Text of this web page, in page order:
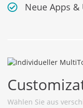
Neue Apps
Wählen Sie aus